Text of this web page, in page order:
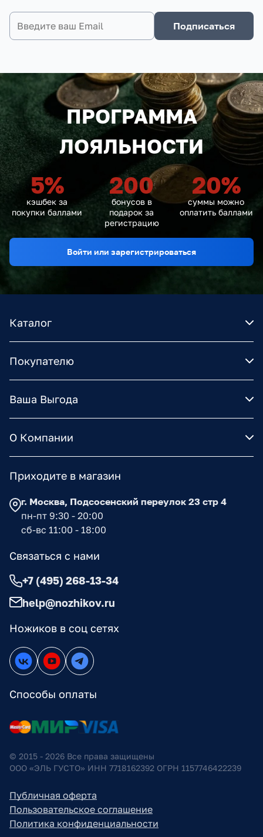
Подписаться
ПРОГРАММА
ЛОЯЛЬНОСТИ
5%
кэшбек за
покупки баллами
200
бонусов в
подарок за
регистрацию
20%
суммы можно
оплатить баллами
Войти или зарегистрироваться
Каталог
Покупателю
Ваша Выгода
О Компании
Ножиков в соц сетях
Способы оплаты
Приходите в магазин
г. Москва, Подсосенский переулок 23 стр 4
пн-пт 9:30 - 20:00
сб-вс 11:00 - 18:00
Связаться с нами
+7 (495) 268-13-34
help@nozhikov.ru
© 2015 - 2026 Все права защищены
ООО «ЭЛЬ ГУСТО» ИНН 7718162392 ОГРН 1157746422239
Публичная оферта
Пользовательское соглашение
Политика конфиденциальности